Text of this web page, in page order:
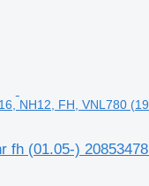
NH12, FH, VNL780
fh (01.05-)